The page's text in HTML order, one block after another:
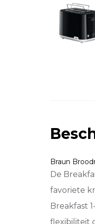
Braun
De
favoriete
Breakfast
flexibiliteit